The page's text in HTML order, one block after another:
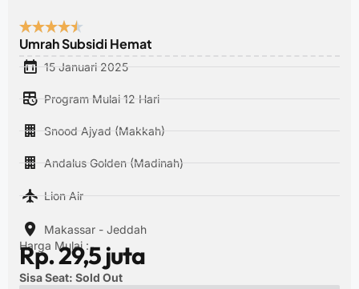
Umrah Subsidi Hemat
15 Januari 2025
Program Mulai 12 Hari
Snood Ajyad (Makkah)
Andalus Golden (Madinah)
Lion Air
Makassar - Jeddah
Harga Mulai :
Rp. 29,5 juta
Sisa Seat: Sold Out